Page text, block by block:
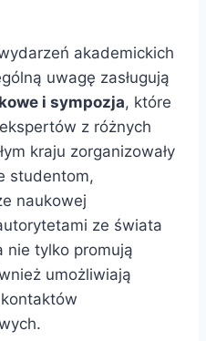
akademickich
uwagę zasługują
i sympozja, które
z różnych
kraju zorganizowały
studentom,
naukowej
ze świata
nie tylko promują
umożliwiają